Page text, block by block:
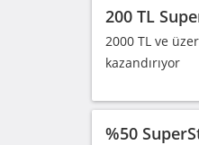
200 TL
2000 TL ve
kazandırıyor
%50